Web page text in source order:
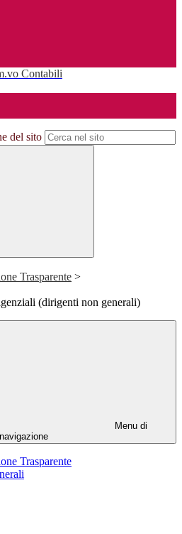
Contabili
del sito
Trasparente >
(dirigenti non generali)
Menu di
navigazione
Trasparente